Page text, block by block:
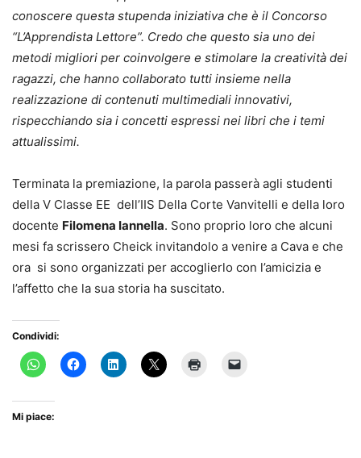
conoscere questa stupenda iniziativa che è il Concorso
“L’Apprendista Lettore”. Credo che questo sia uno dei
metodi migliori per coinvolgere e stimolare la creatività dei
ragazzi, che hanno collaborato tutti insieme nella
realizzazione di contenuti multimediali innovativi,
rispecchiando sia i concetti espressi nei libri che i temi
attualissimi.
Terminata la premiazione, la parola passerà agli studenti
della V Classe EE dell’IIS Della Corte Vanvitelli e della loro
docente Filomena Iannella. Sono proprio loro che alcuni
mesi fa scrissero Cheick invitandolo a venire a Cava e che
ora si sono organizzati per accoglierlo con l’amicizia e
l’affetto che la sua storia ha suscitato.
Condividi:
Mi piace: